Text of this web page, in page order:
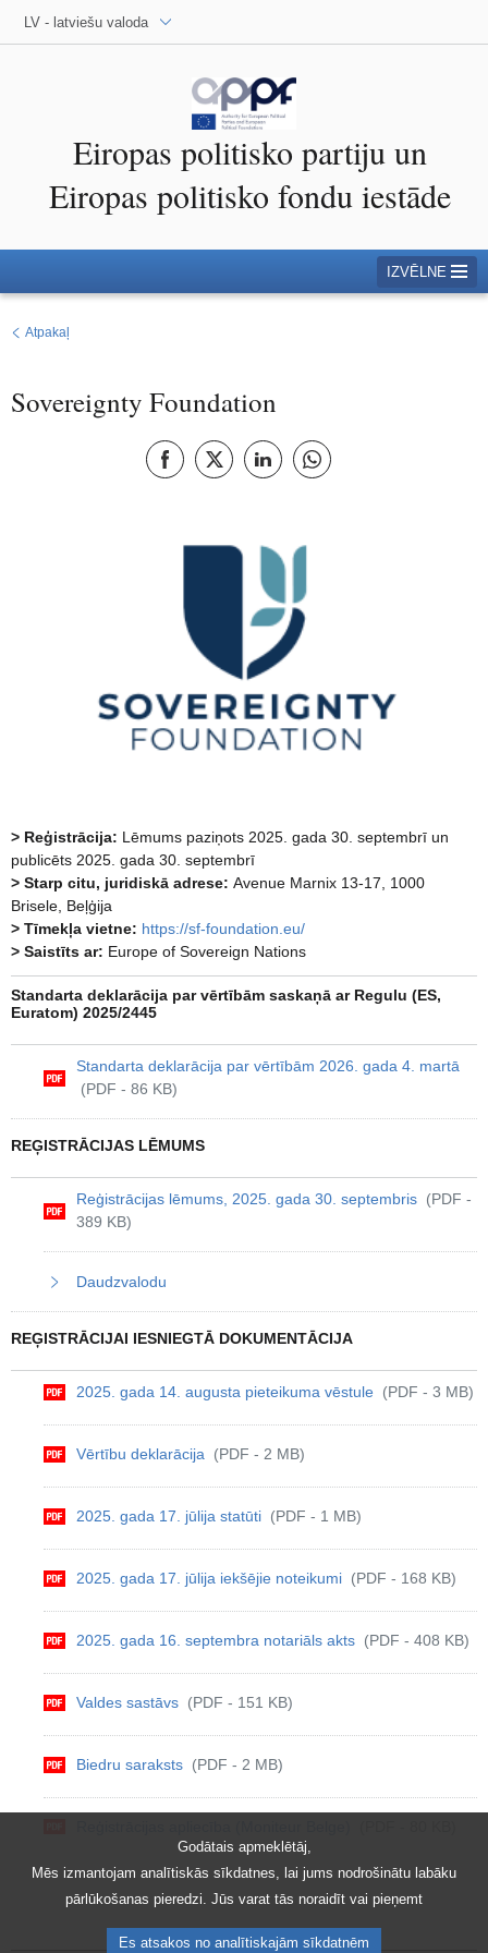
Godātais apmeklētāj,
Mēs izmantojam analītiskās sīkdatnes, lai jums nodrošinātu labāku
pārlūkošanas pieredzi. Jūs varat tās noraidīt vai pieņemt
Es atsakos no analītiskajām sīkdatnēm
LV - latviešu valoda
Eiropas politisko partiju un
Eiropas politisko fondu iestāde
IZVĒLNE
Atpakaļ
Sovereignty Foundation
Koplietot ar Facebook
Koplietot ar XKopīgot šo lapu LinkedIn
Kopīgot šo lapu
> Reģistrācija: Lēmums paziņots 2025. gada 30. septembrī un
publicēts 2025. gada 30. septembrī
> Starp citu, juridiskā adrese: Avenue Marnix 13-17, 1000
Brisele, Beļģija
> Tīmekļa vietne: https://sf-foundation.eu/
> Saistīts ar: Europe of Sovereign Nations
Standarta deklarācija par vērtībām saskaņā ar Regulu (ES,
Euratom) 2025/2445
Standarta deklarācija par vērtībām 2026. gada 4. martā
(PDF - 86 KB)
REĢISTRĀCIJAS LĒMUMS
Reģistrācijas lēmums, 2025. gada 30. septembris (PDF -
389 KB)
Daudzvalodu
REĢISTRĀCIJAI IESNIEGTĀ DOKUMENTĀCIJA
2025. gada 14. augusta pieteikuma vēstule (PDF - 3 MB)
Vērtību deklarācija (PDF - 2 MB)
2025. gada 17. jūlija statūti (PDF - 1 MB)
2025. gada 17. jūlija iekšējie noteikumi (PDF - 168 KB)
2025. gada 16. septembra notariāls akts (PDF - 408 KB)
Valdes sastāvs (PDF - 151 KB)
Biedru saraksts (PDF - 2 MB)